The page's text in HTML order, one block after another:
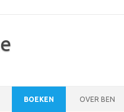
BOEKEN OVER BEN